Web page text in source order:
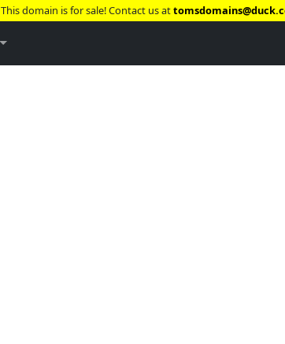
This domain is for sale! Contact us at